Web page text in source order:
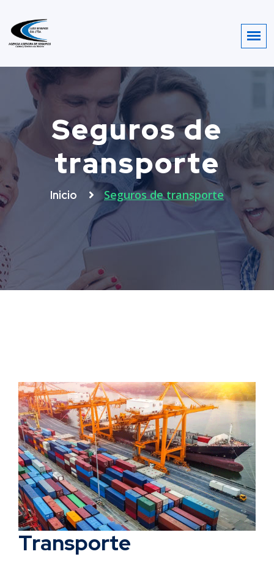
Seguros de
transporte
Inicio Seguros de transporte
Transporte